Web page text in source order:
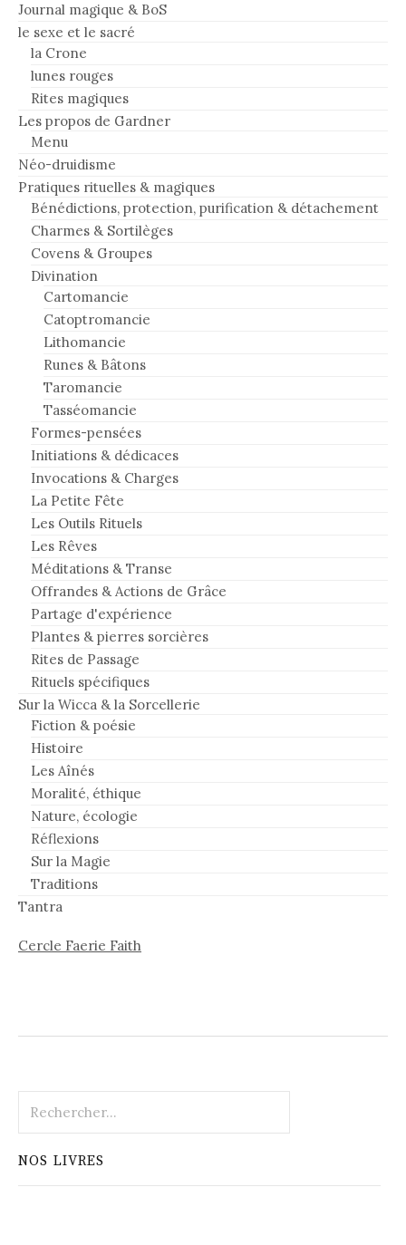
Journal magique & BoS
le sexe et le sacré
la Crone
lunes rouges
Rites magiques
Les propos de Gardner
Menu
Néo-druidisme
Pratiques rituelles & magiques
Bénédictions, protection, purification & détachement
Charmes & Sortilèges
Covens & Groupes
Divination
Cartomancie
Catoptromancie
Lithomancie
Runes & Bâtons
Taromancie
Tasséomancie
Formes-pensées
Initiations & dédicaces
Invocations & Charges
La Petite Fête
Les Outils Rituels
Les Rêves
Méditations & Transe
Offrandes & Actions de Grâce
Partage d'expérience
Plantes & pierres sorcières
Rites de Passage
Rituels spécifiques
Sur la Wicca & la Sorcellerie
Fiction & poésie
Histoire
Les Aînés
Moralité, éthique
Nature, écologie
Réflexions
Sur la Magie
Traditions
Tantra
Cercle Faerie Faith
NOS LIVRES